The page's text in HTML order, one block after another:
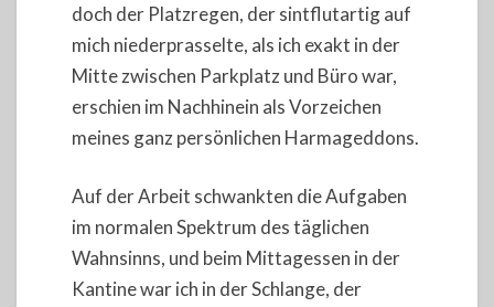
doch der Platzregen, der sintflutartig auf
mich niederprasselte, als ich exakt in der
Mitte zwischen Parkplatz und Büro war,
erschien im Nachhinein als Vorzeichen
meines ganz persönlichen Harmageddons.
Auf der Arbeit schwankten die Aufgaben
im normalen Spektrum des täglichen
Wahnsinns, und beim Mittagessen in der
Kantine war ich in der Schlange, der